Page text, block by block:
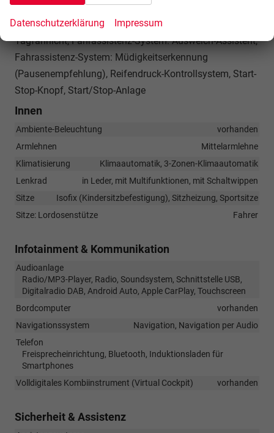
Assistent mit automatischem Notruf, Servolenkung
elektro-mechanisch, Licht- und Regensensor,
Tagfahrlicht, Fahrassistenz-System: Ausweich-Assistent,
Fahrassistenz-System: Müdigkeitserkennung
(Pausenempfehlung), Reifendruck-Kontrollsystem, Start-
Stop-Knopf, Start/Stop-Anlage
Innen
Ambiente-Beleuchtung
vorhanden
Armlehnen
Mittelarmlehne
Klimatisierung
Klimaautomatik, 3-Zonen-Klimaautomatik
Lenkrad
in Leder, mit Multifunktionen, mit Schaltwippen
Sitze
Isofix (Kindersitzbefestigung), Sitzheizung, Sportsitze
Sitze: Lordosenstütze
Fahrer
Infotainment & Kommunikation
Audioanlage
Radio/MP3-Player, Radio, Soundsystem, Schnittstelle USB,
Digitalradio DAB, Android Auto, Apple CarPlay, Touchscreen
Bordcomputer
vorhanden
Navigationssystem
Navigation, Navigation per Audio
Telefon
Freisprecheinrichtung, Bluetooth, Induktionsladen für
Smartphones
Volldigitales Kombiinstrument (Virtual Cockpit)
vorhanden
Sicherheit & Assistenz
Datenschutzerklärung Impressum